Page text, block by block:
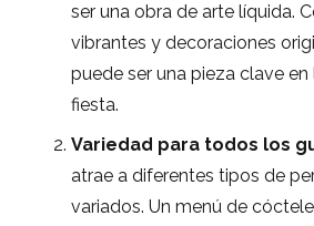
ser una obra de arte líquida.
vibrantes y decoraciones
puede ser una pieza clave
fiesta.
Variedad para todos los
atrae a diferentes tipos de
variados. Un menú de